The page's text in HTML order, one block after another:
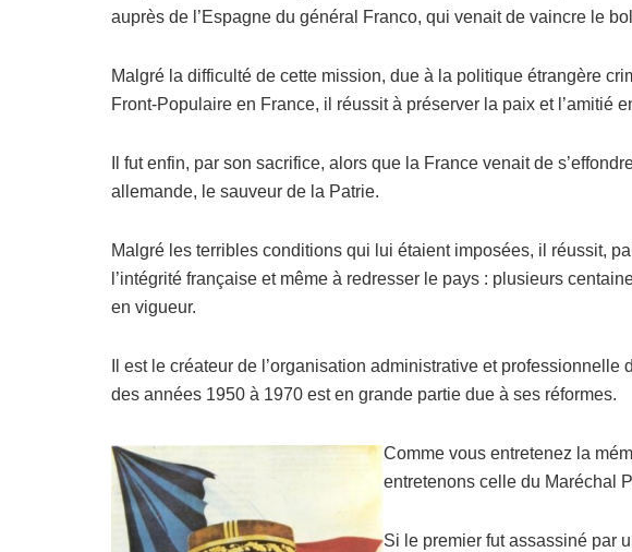
auprès de l’Espagne du général Franco, qui venait de vaincre le
Malgré la difficulté de cette mission, due à la politique étrangère
Front-Populaire en France, il réussit à préserver la paix et l’amitié
Il fut enfin, par son sacrifice, alors que la France venait de
allemande, le sauveur de la Patrie.
Malgré les terribles conditions qui lui étaient imposées, il réussit,
l’intégrité française et même à redresser le pays : plusieurs
en vigueur.
Il est le créateur de l’organisation administrative et
des années 1950 à 1970 est en grande partie due à ses réformes.
Comme vous entretenez la
entretenons celle du Maréchal
Si le premier fut assassiné par